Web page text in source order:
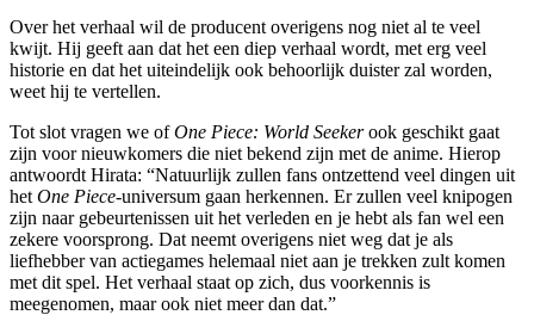
Over het verhaal wil de producent overigens nog niet al te veel
kwijt. Hij geeft aan dat het een diep verhaal wordt, met erg veel
historie en dat het uiteindelijk ook behoorlijk duister zal worden,
weet hij te vertellen.
Tot slot vragen we ofOne Piece: World Seekerook geschikt gaat
zijn voor nieuwkomers die niet bekend zijn met de anime. Hierop
antwoordt Hirata: “Natuurlijk zullen fans ontzettend veel dingen uit
het One Piece-universum gaan herkennen. Er zullen veel knipogen
zijn naar gebeurtenissen uit het verleden en je hebt als fan wel een
zekere voorsprong. Dat neemt overigens niet weg dat je als
liefhebber van actiegames helemaal niet aan je trekken zult komen
met dit spel. Het verhaal staat op zich, dus voorkennis is
meegenomen, maar ook niet meer dan dat.”